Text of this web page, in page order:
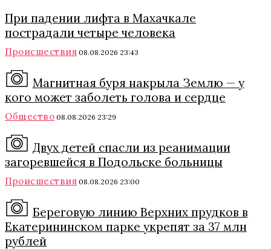
При падении лифта в Махачкале
пострадали четыре человека
Происшествия 08.08.2026 23:43
Магнитная буря накрыла Землю — у
кого может заболеть голова и сердце
Общество 08.08.2026 23:29
Двух детей спасли из реанимации
загоревшейся в Подольске больницы
Происшествия 08.08.2026 23:00
Береговую линию Верхних прудков в
Екатерининском парке укрепят за 37 млн
рублей